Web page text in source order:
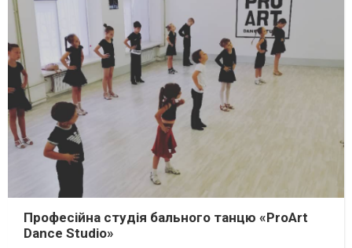
Професійна студія бального танцю «ProArt
Dance Studio»